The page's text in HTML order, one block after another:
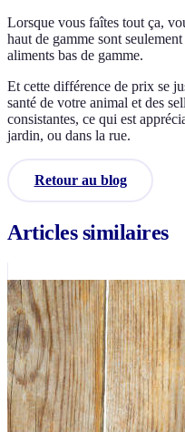
Lorsque vous faîtes tout ça,
haut de gamme sont
aliments bas de gamme.
Et cette différence de prix se
santé de votre animal et des
consistantes, ce qui est
jardin, ou dans la rue.
Retour au blog
Articles similaires